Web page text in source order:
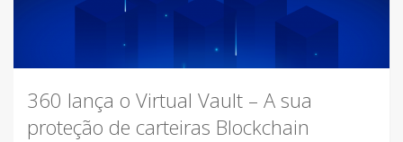
360 lança o Virtual Vault – A sua
proteção de carteiras Blockchain